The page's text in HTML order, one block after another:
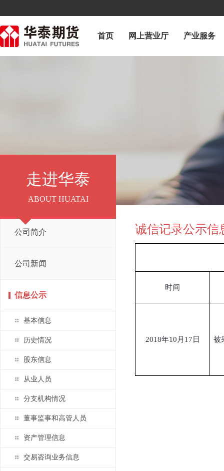
首页 网上营业厅 产业服务
走进华泰
ABOUT HUATAI
公司简介
公司新闻
信息公示
基本信息
历史情况
股东信息
从业人员
分支机构情况
董事监事和高管人员
资产管理信息
交易咨询业务信息
诚信记录公示信
时间
2018年10月17日 被